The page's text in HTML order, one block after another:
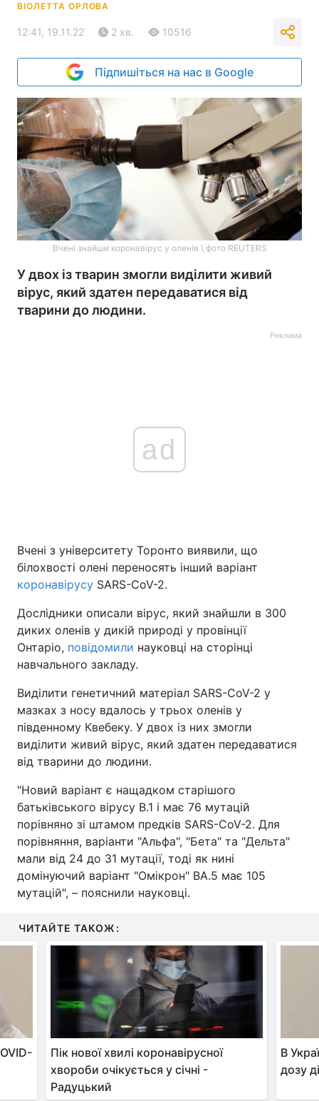
ВІОЛЕТТА ОРЛОВА
12:41, 19.11.22 2 хв. 10516
Підпишіться на нас в Google
Вчені знайши коронавірус у оленів \ фото REUTERS
У двох із тварин змогли виділити живий
вірус, який здатен передаватися від
тварини до людини.
Реклама
ad
Вчені з університету Торонто виявили, що
білохвості олені переносять інший варіант
коронавірусу SARS-CoV-2.
Дослідники описали вірус, який знайшли в 300
диких оленів у дикій природі у провінції
Онтаріо, повідомили науковці на сторінці
навчального закладу.
Виділити генетичний матеріал SARS-CoV-2 у
мазках з носу вдалось у трьох оленів у
південному Квебеку. У двох із них змогли
виділити живий вірус, який здатен передаватися
від тварини до людини.
"Новий варіант є нащадком старішого
батьківського вірусу B.1 і має 76 мутацій
порівняно зі штамом предків SARS-CoV-2. Для
порівняння, варіанти "Альфа", "Бета" та "Дельта"
мали від 24 до 31 мутації, тоді як нині
домінуючий варіант "Омікрон" BA.5 має 105
мутацій", – пояснили науковці.
ЧИТАЙТЕ ТАКОЖ:
Пік нової хвилі коронавірусної
хвороби очікується у січні -
Радуцький
В
дозу